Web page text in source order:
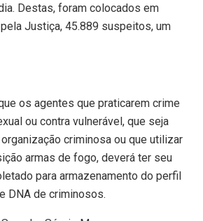
Destas, foram colocados em
Justiça, 45.889 suspeitos, um
os agentes que praticarem crime
ou contra vulnerável, que seja
criminosa ou que utilizar
armas de fogo, deverá ter seu
para armazenamento do perfil
DNA de criminosos.